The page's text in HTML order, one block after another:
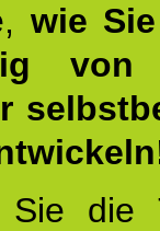
wie
von
Sie